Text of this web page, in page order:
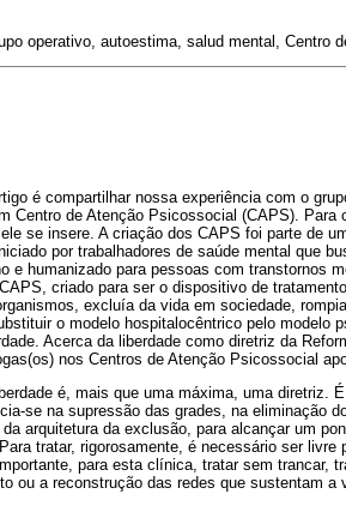
operativo, autoestima, salud mental, Centro
é compartilhar nossa experiência com o
Centro de Atenção Psicossocial (CAPS).
se insere. A criação dos CAPS foi parte de
por trabalhadores de saúde mental que
e humanizado para pessoas com transtornos
criado para ser o dispositivo de
excluía da vida em sociedade,
o modelo hospitalocêntrico pelo modelo
Acerca da liberdade como diretriz da
nos Centros de Atenção Psicossocial
é, mais que uma máxima, uma diretriz.
se na supressão das grades, na eliminação
arquitetura da exclusão, para alcançar um
tratar, rigorosamente, é necessário ser livre
para esta clínica, tratar sem trancar,
ou a reconstrução das redes que sustentam